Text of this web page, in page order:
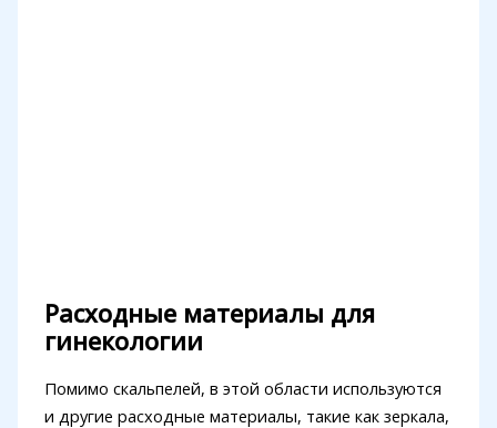
Расходные материалы для
гинекологии
Помимо скальпелей, в этой области используются
и другие расходные материалы, такие как зеркала,